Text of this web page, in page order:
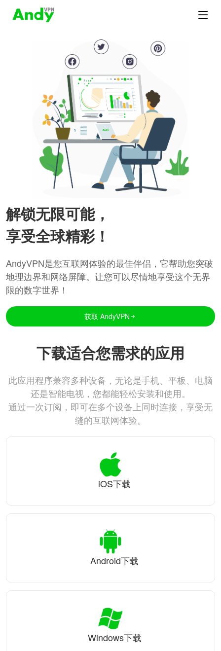
解锁无限可能，
享受全球精彩！
AndyVPN是您互联网体验的最佳伴侣，它帮助您突破
地理边界和网络屏障。让您可以尽情地享受这个无界
限的数字世界！
获取 AndyVPN
下载适合您需求的应用
此应用程序兼容多种设备，无论是手机、平板、电脑
还是智能电视，您都能轻松安装和使用。
通过一次订阅，即可在多个设备上同时连接，享受无
缝的互联网体验。
iOS下载
Android下载
Windows下载